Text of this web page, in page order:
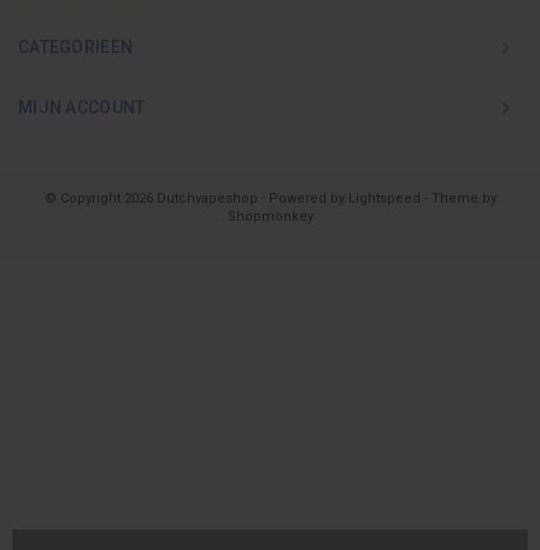
CATEGORIEËN
MIJN ACCOUNT
© Copyright 2026 Dutchvapeshop - Powered by Lightspeed - Theme by
Shopmonkey